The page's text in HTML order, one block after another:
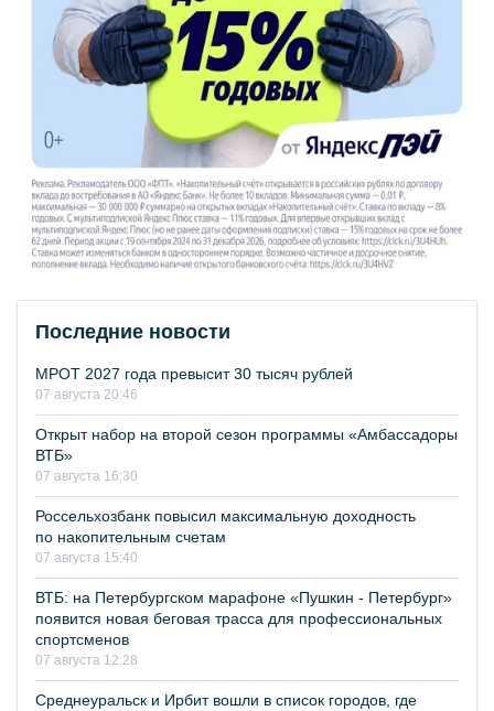
Последние новости
МРОТ 2027 года превысит 30 тысяч рублей
07 августа 20:46
Открыт набор на второй сезон программы «Амбассадоры
ВТБ»
07 августа 16:30
Россельхозбанк повысил максимальную доходность
по накопительным счетам
07 августа 15:40
ВТБ: на Петербургском марафоне «Пушкин - Петербург»
появится новая беговая трасса для профессиональных
спортсменов
07 августа 12:28
Среднеуральск и Ирбит вошли в список городов, где